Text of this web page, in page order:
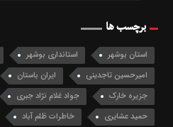
برچسب ها
استان بوشهر استانداری بوشهر
امیرحسین تاجدینی
ایران باستان
جزیره خارک
جواد غلام نژاد جبری
حمید عشایری
خاطرات ظلم آباد